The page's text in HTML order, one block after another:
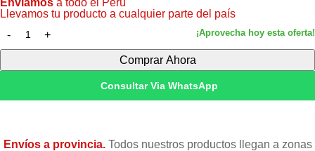
Enviamos a todo el Perú
Llevamos tu producto a cualquier parte del país
Comprar Ahora
Consultar Via WhatsApp
Envíos a provincia.Todos nuestros productos llegan a zonas